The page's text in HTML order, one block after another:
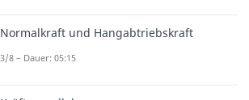
Normalkraft und Hangabtriebskraft
3/8 – Dauer: 05:15